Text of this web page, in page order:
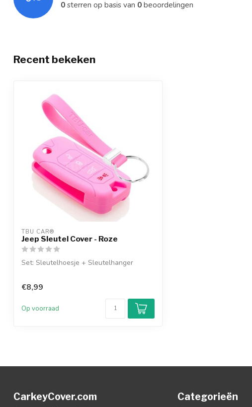
0sterren op basis van 0beoordelingen
Recent bekeken
TBU CAR®
Jeep Sleutel Cover - Roze
Set: Sleutelhoesje + Sleutelhanger
€8,99
Op voorraad
CarkeyCover.com Categorieën